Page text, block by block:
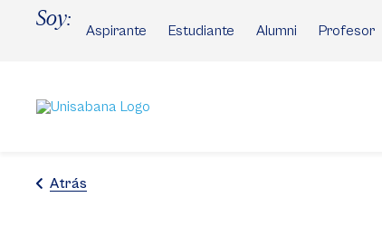
Soy:
Aspirante Estudiante Alumni Profesor
Atrás